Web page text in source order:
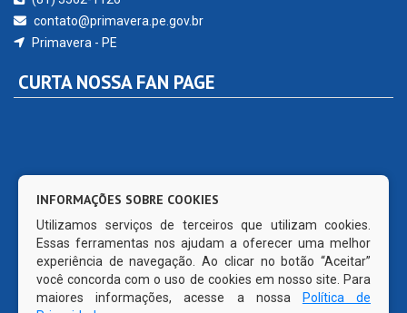
contato@primavera.pe.gov.br
Primavera - PE
CURTA NOSSA FAN PAGE
INFORMAÇÕES SOBRE COOKIES
Utilizamos serviços de terceiros que utilizam cookies.
Essas ferramentas nos ajudam a oferecer uma melhor
experiência de navegação. Ao clicar no botão “Aceitar”
você concorda com o uso de cookies em nosso site. Para
maiores informações, acesse a nossa
Política de